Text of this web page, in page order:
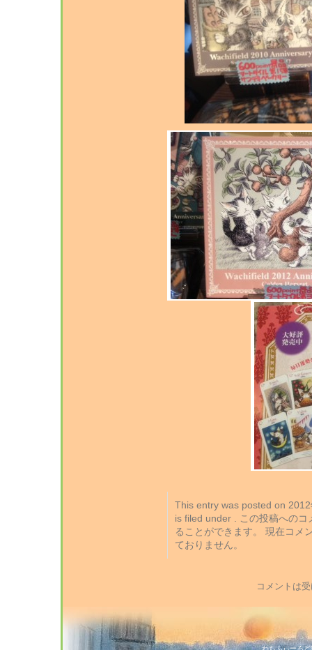
This entry was posted on
is filed under . この投稿への
ることができます。 現在コメ
ておりません。
コメントは
わちふぃーる